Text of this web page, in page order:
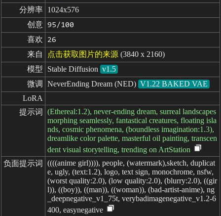
分辨率 1024x576
创意 95/100
喜欢 26
来自 点击获取图片的来源 (3840 x 2160)
模型
Stable Diffusion v1.5
微调
NeverEnding Dream (NED) V1.22 BAKED VAE
LoRA
提示词
(Ethereal:1.2), never-ending dream, surreal landscapes
morphing seamlessly, fantastical creatures, floating isla
nds, cosmic phenomena, (boundless imagination:1.3),
dreamlike color palette, masterful oil painting, transcen
dent visual storytelling, trending on ArtStation
负面提示词
((((anime girl)))), people, (watermark),sketch, duplicat
e, ugly, (text:1.2), logo, text sign, monochrome, nsfw,
(worst quality:2.0), (low quality:2.0), (blurry:2.0), ((gir
l)), ((boy)), ((man)), ((woman)), (bad-artist-anime), ng
_deepnegative_v1_75t, verybadimagenegative_v1.2-6
400, easynegative